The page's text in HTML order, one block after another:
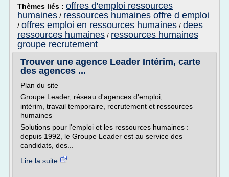
Thèmes liés : offres d'emploi ressources
humaines / ressources humaines offre d emploi
/ offres emploi en ressources humaines / dees
ressources humaines / ressources humaines
groupe recrutement
Trouver une agence Leader Intérim, carte
des agences ...
Plan du site
Groupe Leader, réseau d'agences d'emploi,
intérim, travail temporaire, recrutement et ressources
humaines
Solutions pour l'emploi et les ressources humaines :
depuis 1992, le Groupe Leader est au service des
candidats, des...
Lire la suite